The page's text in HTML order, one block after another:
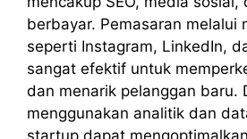
berbayar. Pemasaran melalui
seperti Instagram, LinkedIn,
sangat efektif untuk
dan menarik pelanggan baru.
menggunakan analitik dan
startup dapat